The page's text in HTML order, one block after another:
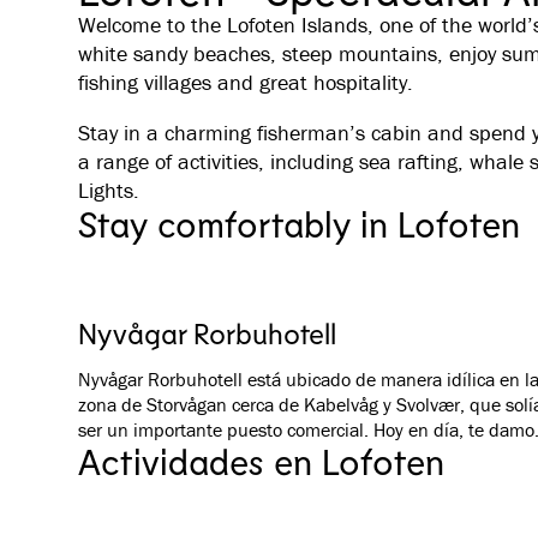
Welcome to the Lofoten Islands, one of the
white sandy beaches, steep mountains, enjoy
fishing villages and great hospitality.
Stay in a charming fisherman’s cabin and
a range of activities, including sea rafting,
Lights.
Stay comfortably in Lofoten
Nyvågar Rorbuhotell
Nyvågar Rorbuhotell está ubicado de manera idílica en la
zona de Storvågan cerca de Kabelvåg y Svolvær, que
ser un importante puesto comercial. Hoy en día, te damos
la bienvenida para que te hospedes en las cómodas y
espaciosas cabañas de pescadores llamadas “rorbuer”,
Actividades en Lofoten